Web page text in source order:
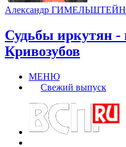
Александр ГИМЕЛЬШТЕЙН
Судьбы иркутян
Кривозубов
МЕНЮ
Свежий выпуск